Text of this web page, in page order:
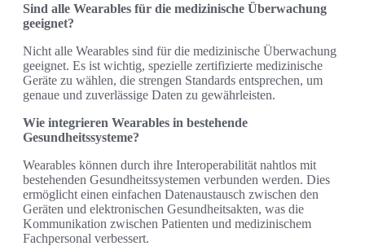
Sind alle Wearables für die medizinische Überwachung
geeignet?
Nicht alle Wearables sind für die medizinische Überwachung
geeignet. Es ist wichtig, spezielle zertifizierte medizinische
Geräte zu wählen, die strengen Standards entsprechen, um
genaue und zuverlässige Daten zu gewährleisten.
Wie integrieren Wearables in bestehende
Gesundheitssysteme?
Wearables können durch ihre Interoperabilität nahtlos mit
bestehenden Gesundheitssystemen verbunden werden. Dies
ermöglicht einen einfachen Datenaustausch zwischen den
Geräten und elektronischen Gesundheitsakten, was die
Kommunikation zwischen Patienten und medizinischem
Fachpersonal verbessert.